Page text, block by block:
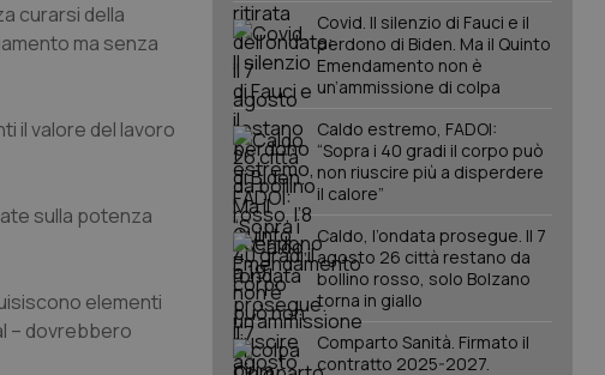
curarsi della
ma senza
il valore del lavoro
sulla potenza
elementi
– dovrebbero
Covid. Il silenzio di Fauci e il
perdono di Biden. Ma il Quinto
Emendamento non è
un’ammissione di colpa
Caldo estremo, FADOI:
“Sopra i 40 gradi il corpo può
non riuscire più a disperdere
il calore”
Caldo, l’ondata prosegue. Il 7
agosto 26 città restano da
bollino rosso, solo Bolzano
torna in giallo
Comparto Sanità. Firmato il
contratto 2025-2027.